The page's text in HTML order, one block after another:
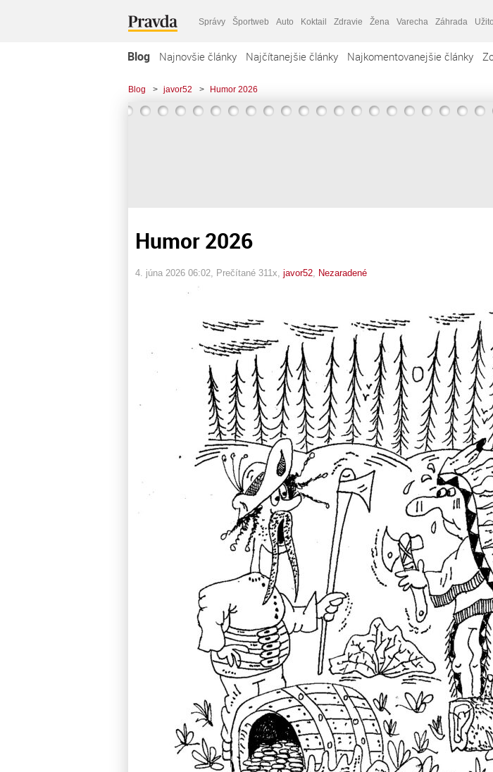
Správy Športweb Auto Koktail Zdravie Žena Varecha Záhrada
Blog Najnovšie články Najčítanejšie články Najkomentovanejšie články
Blog > javor52 > Humor 2026
Humor 2026
4. júna 2026 06:02 , Prečítané 311x, javor52 Nezaradené